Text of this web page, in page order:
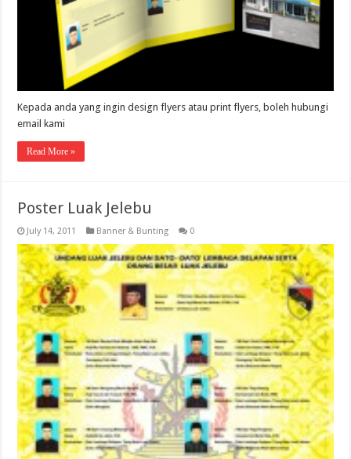
Kepada anda yang ingin design flyers atau print flyers, boleh hubungi
email kami
Read More »
Poster Luak Jelebu
July 14, 2011 Banner & Bunting 0